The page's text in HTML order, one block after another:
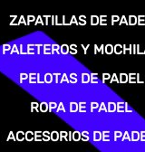
ZAPATILLAS DE
PALETEROS Y
PELOTAS DE PADEL
ROPA DE PADEL
ACCESORIOS DE